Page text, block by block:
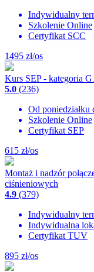
Indywidualny
Szkolenie Online
Certyfikat SCC
1495 zł/os
Kurs SEP - kategoria
5.0 (236)
Od poniedziałku
Szkolenie Online
Certyfikat SEP
615 zł/os
Montaż i nadzór
ciśnieniowych
4.9 (379)
Indywidualny
Indywidualna
Certyfikat TUV
895 zł/os